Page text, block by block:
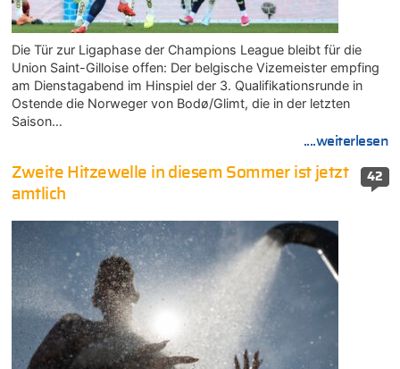
Die Tür zur Ligaphase der Champions League bleibt für die
Union Saint-Gilloise offen: Der belgische Vizemeister empfing
am Dienstagabend im Hinspiel der 3. Qualifikationsrunde in
Ostende die Norweger von Bodø/Glimt, die in der letzten
Saison…
....weiterlesen
42
Zweite Hitzewelle in diesem Sommer ist jetzt
amtlich